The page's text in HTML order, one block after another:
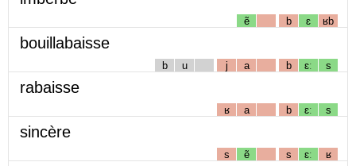
ẽ b ɛ ʁb
bouillabaisse
b u j a b ɛː s
rabaisse
ʁ a b ɛː s
sincère
s ẽ s ɛː ʁ